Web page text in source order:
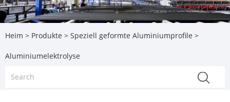
Heim > Produkte > Speziell geformte Aluminiumprofile >
Aluminiumelektrolyse